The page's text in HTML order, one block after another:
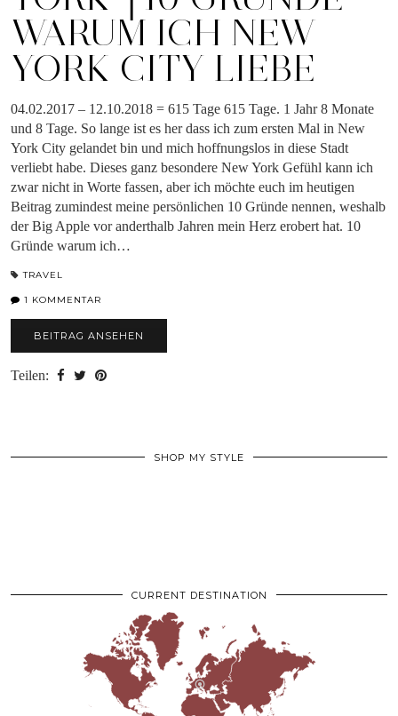
WARUM ICH NEW
YORK CITY LIEBE
04.02.2017 – 12.10.2018 = 615 Tage 615 Tage. 1 Jahr 8 Monate
und 8 Tage. So lange ist es her dass ich zum ersten Mal in New
York City gelandet bin und mich hoffnungslos in diese Stadt
verliebt habe. Dieses ganz besondere New York Gefühl kann ich
zwar nicht in Worte fassen, aber ich möchte euch im heutigen
Beitrag zumindest meine persönlichen 10 Gründe nennen, weshalb
der Big Apple vor anderthalb Jahren mein Herz erobert hat. 10
Gründe warum ich…
TRAVEL
1 KOMMENTAR
BEITRAG ANSEHEN
Teilen:
SHOP MY STYLE
CURRENT DESTINATION